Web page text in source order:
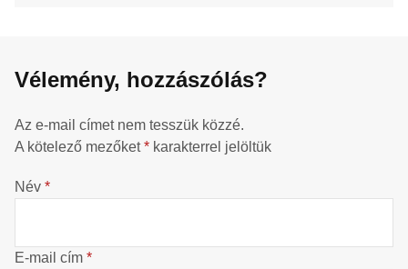
Vélemény, hozzászólás?
Az e-mail címet nem tesszük közzé.
A kötelező mezőket* karakterrel jelöltük
Név *
E-mail cím *